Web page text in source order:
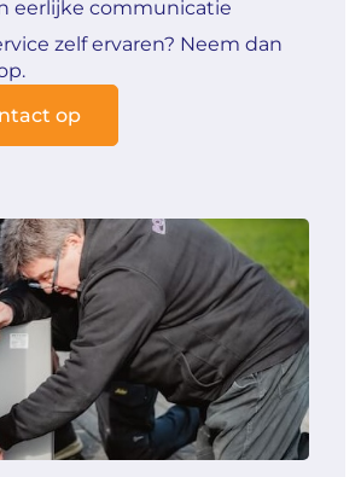
eerlijke communicatie
zelf ervaren? Neem dan
op